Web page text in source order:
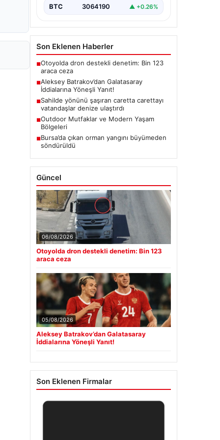
BTC 3064190 ▲ +0.26%
Son Eklenen Haberler
■Otoyolda dron destekli denetim: Bin 123
araca ceza
■Aleksey Batrakov’dan Galatasaray
İddialarına Yöneşli Yanıt!
■Sahilde yönünü şaşıran caretta carettayı
vatandaşlar denize ulaştırdı
■Outdoor Mutfaklar ve Modern Yaşam
Bölgeleri
■Bursa’da çıkan orman yangını büyümeden
söndürüldü
Güncel
06/08/2026
Otoyolda dron destekli denetim: Bin 123
araca ceza
05/08/2026
Aleksey Batrakov’dan Galatasaray
İddialarına Yöneşli Yanıt!
Son Eklenen Firmalar